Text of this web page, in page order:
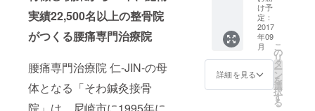
実績22,500名以上の整骨院
がつくる腰痛専門治療院
腰痛専門治療院 仁-JIN-の母
体となる「そわ鍼灸接骨
③LINE
・SMS
メッ
セージ
での個
ポート
（週2
骨盤や
姿勢の
矯正
筋
力ト
レーニ
ング
チ、鍼
灸治
療、骨
盤や姿
勢矯正
など、
本格的
のホー
ムペー
ジをリ
ニュー
アル、
アクセ
ス数お
問合せ
数アッ
け予
定：
2017
年09
月
詳細を見る
こ
の
リ
タ
ー
ン
を
選
択
す
る